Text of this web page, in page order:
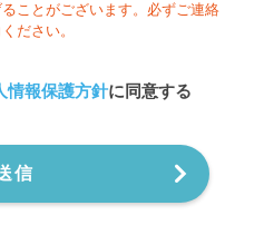
ことがございます。必ずご連絡
ださい。
情報保護方針に同意する
信